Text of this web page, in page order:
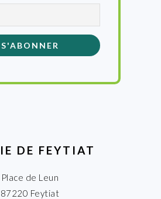
DE FEYTIAT
Place de Leun
87220 Feytiat